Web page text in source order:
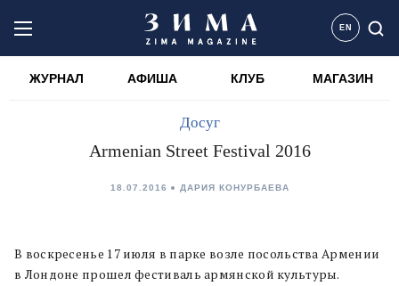
EN
ЖУРНАЛ АФИША КЛУБ МАГАЗИН
Досуг
Armenian Street Festival 2016
18.07.2016 ДАРИЯ КОНУРБАЕВА
В воскресенье 17 июля в парке возле посольства Армении
в Лондоне прошел фестиваль армянской культуры.